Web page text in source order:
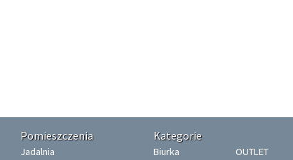
Pomieszczenia
Jadalnia
Kategorie
Biurka
OUTLET